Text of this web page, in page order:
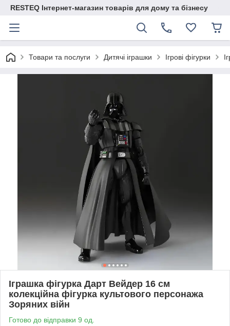
RESTEQ Інтернет-магазин товарів для дому та бізнесу
Товари та послуги Дитячі іграшки Ігрові фігурки
Іграшка фігурка Дарт Вейдер 16 см
колекційна фігурка культового персонажа
Зоряних війн
Готово до відправки 9 од.